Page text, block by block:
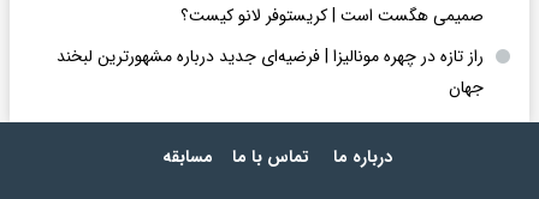
صمیمی هگست است | کریستوفر لانو کیست؟
راز تازه در چهره مونالیزا | فرضیه‌ای جدید درباره مشهورترین لبخند
جهان
درباره ما تماس با ما مسابقه